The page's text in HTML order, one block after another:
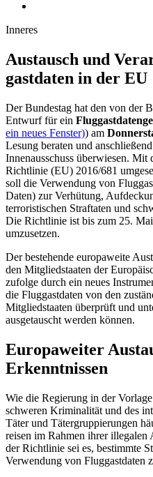
Inneres
Austausch und
gastdaten in der EU
Der Bundestag hat den von der
Entwurf für ein
ein neues Fenster)) am
Lesung beraten und
Innenausschuss überwiesen.
Richtlinie (EU) 2016/681
soll die Verwendung von
Daten) zur Verhütung,
terroristischen Straftaten und
Die Richtlinie ist bis zum 25.
umzusetzen.
Der bestehende europaweite
den Mitgliedstaaten der
zufolge durch ein neues
die Fluggastdaten von den
Mitgliedstaaten überprüft und
ausgetauscht werden können.
Europaweiter
Erkenntnissen
Wie die Regierung in der
schweren Kriminalität und des
Täter und Tätergruppierungen
reisen im Rahmen ihrer illegalen
der Richtlinie sei es, bestimmte
Verwendung von Fluggastdaten